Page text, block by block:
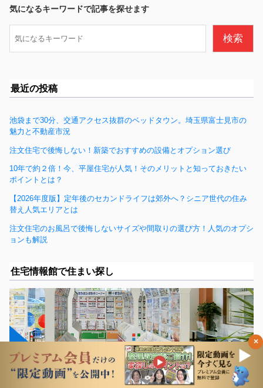
×
気になるキーワードで記事を探せます
索
検索
最近の投稿
池袋まで30分、交通アクセス抜群のベッドタウン。埼玉県富士見市の
魅力と不動産市況
注文住宅で後悔しない！新築でおすすめの設備とオプション選び
10年で約２倍！今、平屋住宅が人気！そのメリットと知っておきたい
ポイントとは？
【2026年度版】定年後のセカンドライフは郊外へ？シニア世代の住み
替え人気エリアとは
注文住宅のお風呂で後悔しないサイズや間取りの選び方！人気のオプシ
ョンも解説
住宅情報館で住まい探し